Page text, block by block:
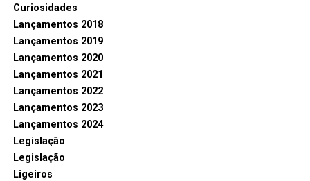
Curiosidades
Lançamentos 2018
Lançamentos 2019
Lançamentos 2020
Lançamentos 2021
Lançamentos 2022
Lançamentos 2023
Lançamentos 2024
Legislação
Legislação
Ligeiros